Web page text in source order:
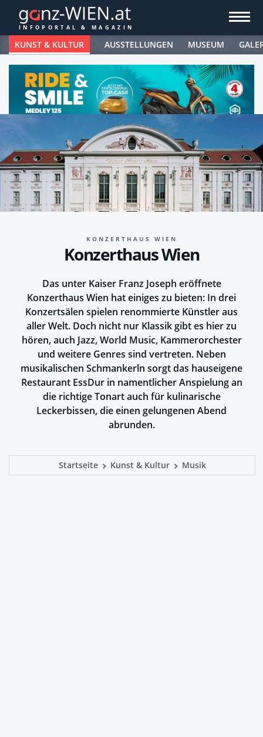
KUNST & KULTUR AUSSTELLUNGEN MUSEUM
Konzerthaus Wien
KONZERTHAUS WIEN
Das unter Kaiser Franz Joseph eröffnete
Konzerthaus Wien hat einiges zu bieten: In drei
Konzertsälen spielen renommierte Künstler aus
aller Welt. Doch nicht nur Klassik gibt es hier zu
hören, auch Jazz, World Music, Kammerorchester
und weitere Genres sind vertreten. Neben
musikalischen Schmankerln sorgt das hauseigene
Restaurant EssDur in namentlicher Anspielung an
die richtige Tonart auch für kulinarische
Leckerbissen, die einen gelungenen Abend
abrunden.
Startseite Kunst & Kultur Musik